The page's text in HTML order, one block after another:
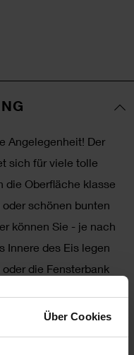
Über Cookies
Angelegenheit! Der
sich für viele tolle
die Oberfläche klasse
schönen bunten
können Sie - je nach
Innere des Eis legen
die Fensterbank